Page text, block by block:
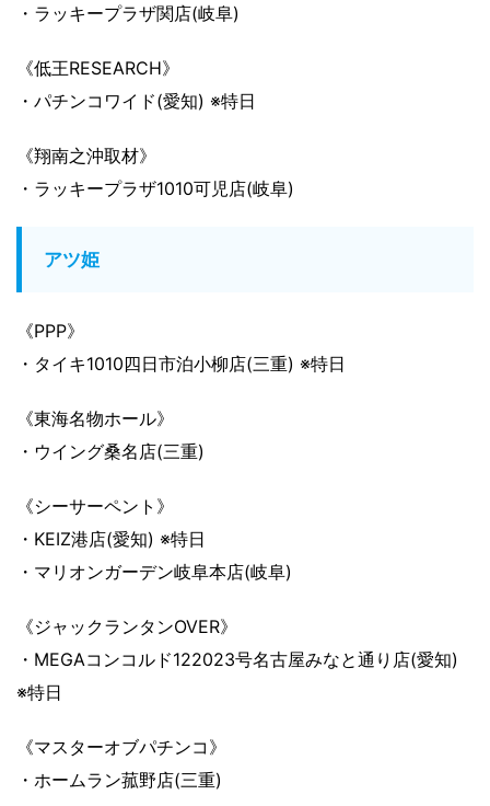
・ラッキープラザ関店(岐阜)
《低王RESEARCH》
・パチンコワイド(愛知) ※特日
《翔南之沖取材》
・ラッキープラザ1010可児店(岐阜)
アツ姫
《PPP》
・タイキ1010四日市泊小柳店(三重) ※特日
《東海名物ホール》
・ウイング桑名店(三重)
《シーサーペント》
・KEIZ港店(愛知) ※特日
・マリオンガーデン岐阜本店(岐阜)
《ジャックランタンOVER》
・MEGAコンコルド122023号名古屋みなと通り店(愛知)
※特日
《マスターオブパチンコ》
・ホームラン菰野店(三重)